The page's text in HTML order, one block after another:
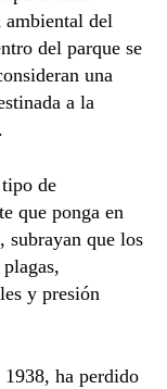
ambiental del
del parque se
una
a la
de
que ponga en
subrayan que los
y presión
ha perdido